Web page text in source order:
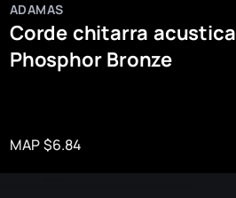
ADAMAS
Corde chitarra acustica
Phosphor Bronze
MAP $6.84